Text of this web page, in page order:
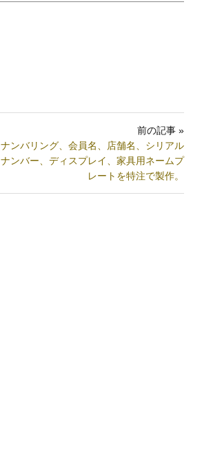
前の記事 »
ナンバリング、会員名、店舗名、シリアル
ナンバー、ディスプレイ、家具用ネームプ
レートを特注で製作。